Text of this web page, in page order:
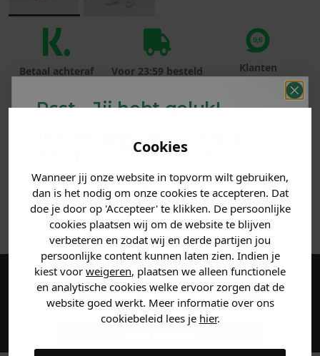
Cookies
Wanneer jij onze website in topvorm wilt gebruiken,
dan is het nodig om onze cookies te accepteren. Dat
doe je door op 'Accepteer' te klikken. De persoonlijke
cookies plaatsen wij om de website te blijven
verbeteren en zodat wij en derde partijen jou
persoonlijke content kunnen laten zien. Indien je
kiest voor weigeren, plaatsen we alleen functionele
en analytische cookies welke ervoor zorgen dat de
website goed werkt. Meer informatie over ons
cookiebeleid lees je hier.
Betaal achteraf
Voor 23:59 besteld
Klanten
beoordelen ons
met een 9,6!
MATERIAAL & WASVOORSCHRIFT
ANDERE BESTELDEN OOK
Maak een account aan en ontvang 5%
korting op je eerste bestelling!
Psst... Jij hebt geluk!
Welke mystery
krijg jij? (Tot-30%
Vertel ons waar je naar op
zoek bent. 👇
Heren kleding
Dames kleding